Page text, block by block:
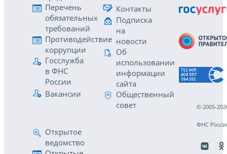
Перечень
обязательных
требований
Противодействие
коррупции
Госслужба
в ФНС
России
Вакансии
Контакты
Подписка
на
новости
Об
использовании
информации
сайта
Общественный
совет
Открытое
ведомство
© 2005-
ФНС